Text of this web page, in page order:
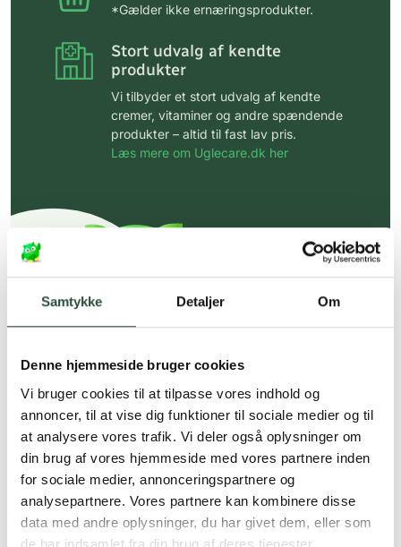
Samtykke Detaljer Om
Denne hjemmeside bruger cookies
Vi bruger cookies til at tilpasse vores indhold og
annoncer, til at vise dig funktioner til sociale medier og til
at analysere vores trafik. Vi deler også oplysninger om
din brug af vores hjemmeside med vores partnere inden
for sociale medier, annonceringspartnere og
analysepartnere. Vores partnere kan kombinere disse
data med andre oplysninger, du har givet dem, eller som
de har indsamlet fra din brug af deres tjenester.
*Gælder ikke ernæringsprodukter.
Stort udvalg af kendte
produkter
Vi tilbyder et stort udvalg af kendte
cremer, vitaminer og andre spændende
produkter – altid til fast lav pris.
Læs mere om Uglecare.dk her